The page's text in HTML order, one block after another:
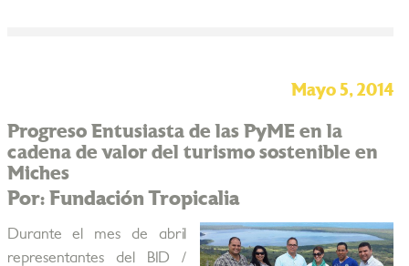
Mayo 5, 2014
Progreso Entusiasta de las PyME en la
cadena de valor del turismo sostenible en
Miches
Por: Fundación Tropicalia
Durante el mes de abril
representantes del BID /